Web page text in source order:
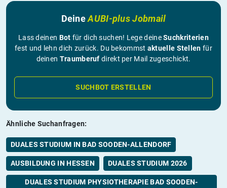
DeineAUBI-plus Jobmail
Lass deinen Bot für dich suchen! Lege deineSuchkriterien
fest und lehn dich zurück. Du bekommst aktuelle Stellen für
deinen Traumberuf direkt per Mail zugeschickt.
SUCHBOT ERSTELLEN
Ähnliche Suchanfragen:
DUALES STUDIUM IN BAD SOODEN-ALLENDORF
AUSBILDUNG IN HESSEN DUALES STUDIUM 2026
DUALES STUDIUM PHYSIOTHERAPIE BAD SOODEN-